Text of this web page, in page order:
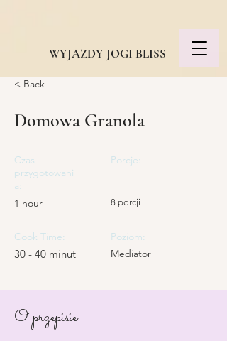
WYJAZDY JOGI BLISS
< Back
Domowa Granola
Czas
przygotowani
a:
1 hour
Cook Time:
30 - 40 minut
Porcje:
8 porcji
Poziom:
Mediator
O przepisie